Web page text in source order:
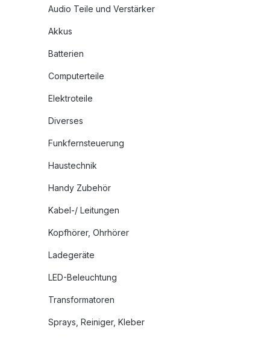
Audio Teile und Verstärker
Akkus
Batterien
Computerteile
Elektroteile
Diverses
Funkfernsteuerung
Haustechnik
Handy Zubehör
Kabel-/ Leitungen
Kopfhörer, Ohrhörer
Ladegeräte
LED-Beleuchtung
Transformatoren
Sprays, Reiniger, Kleber